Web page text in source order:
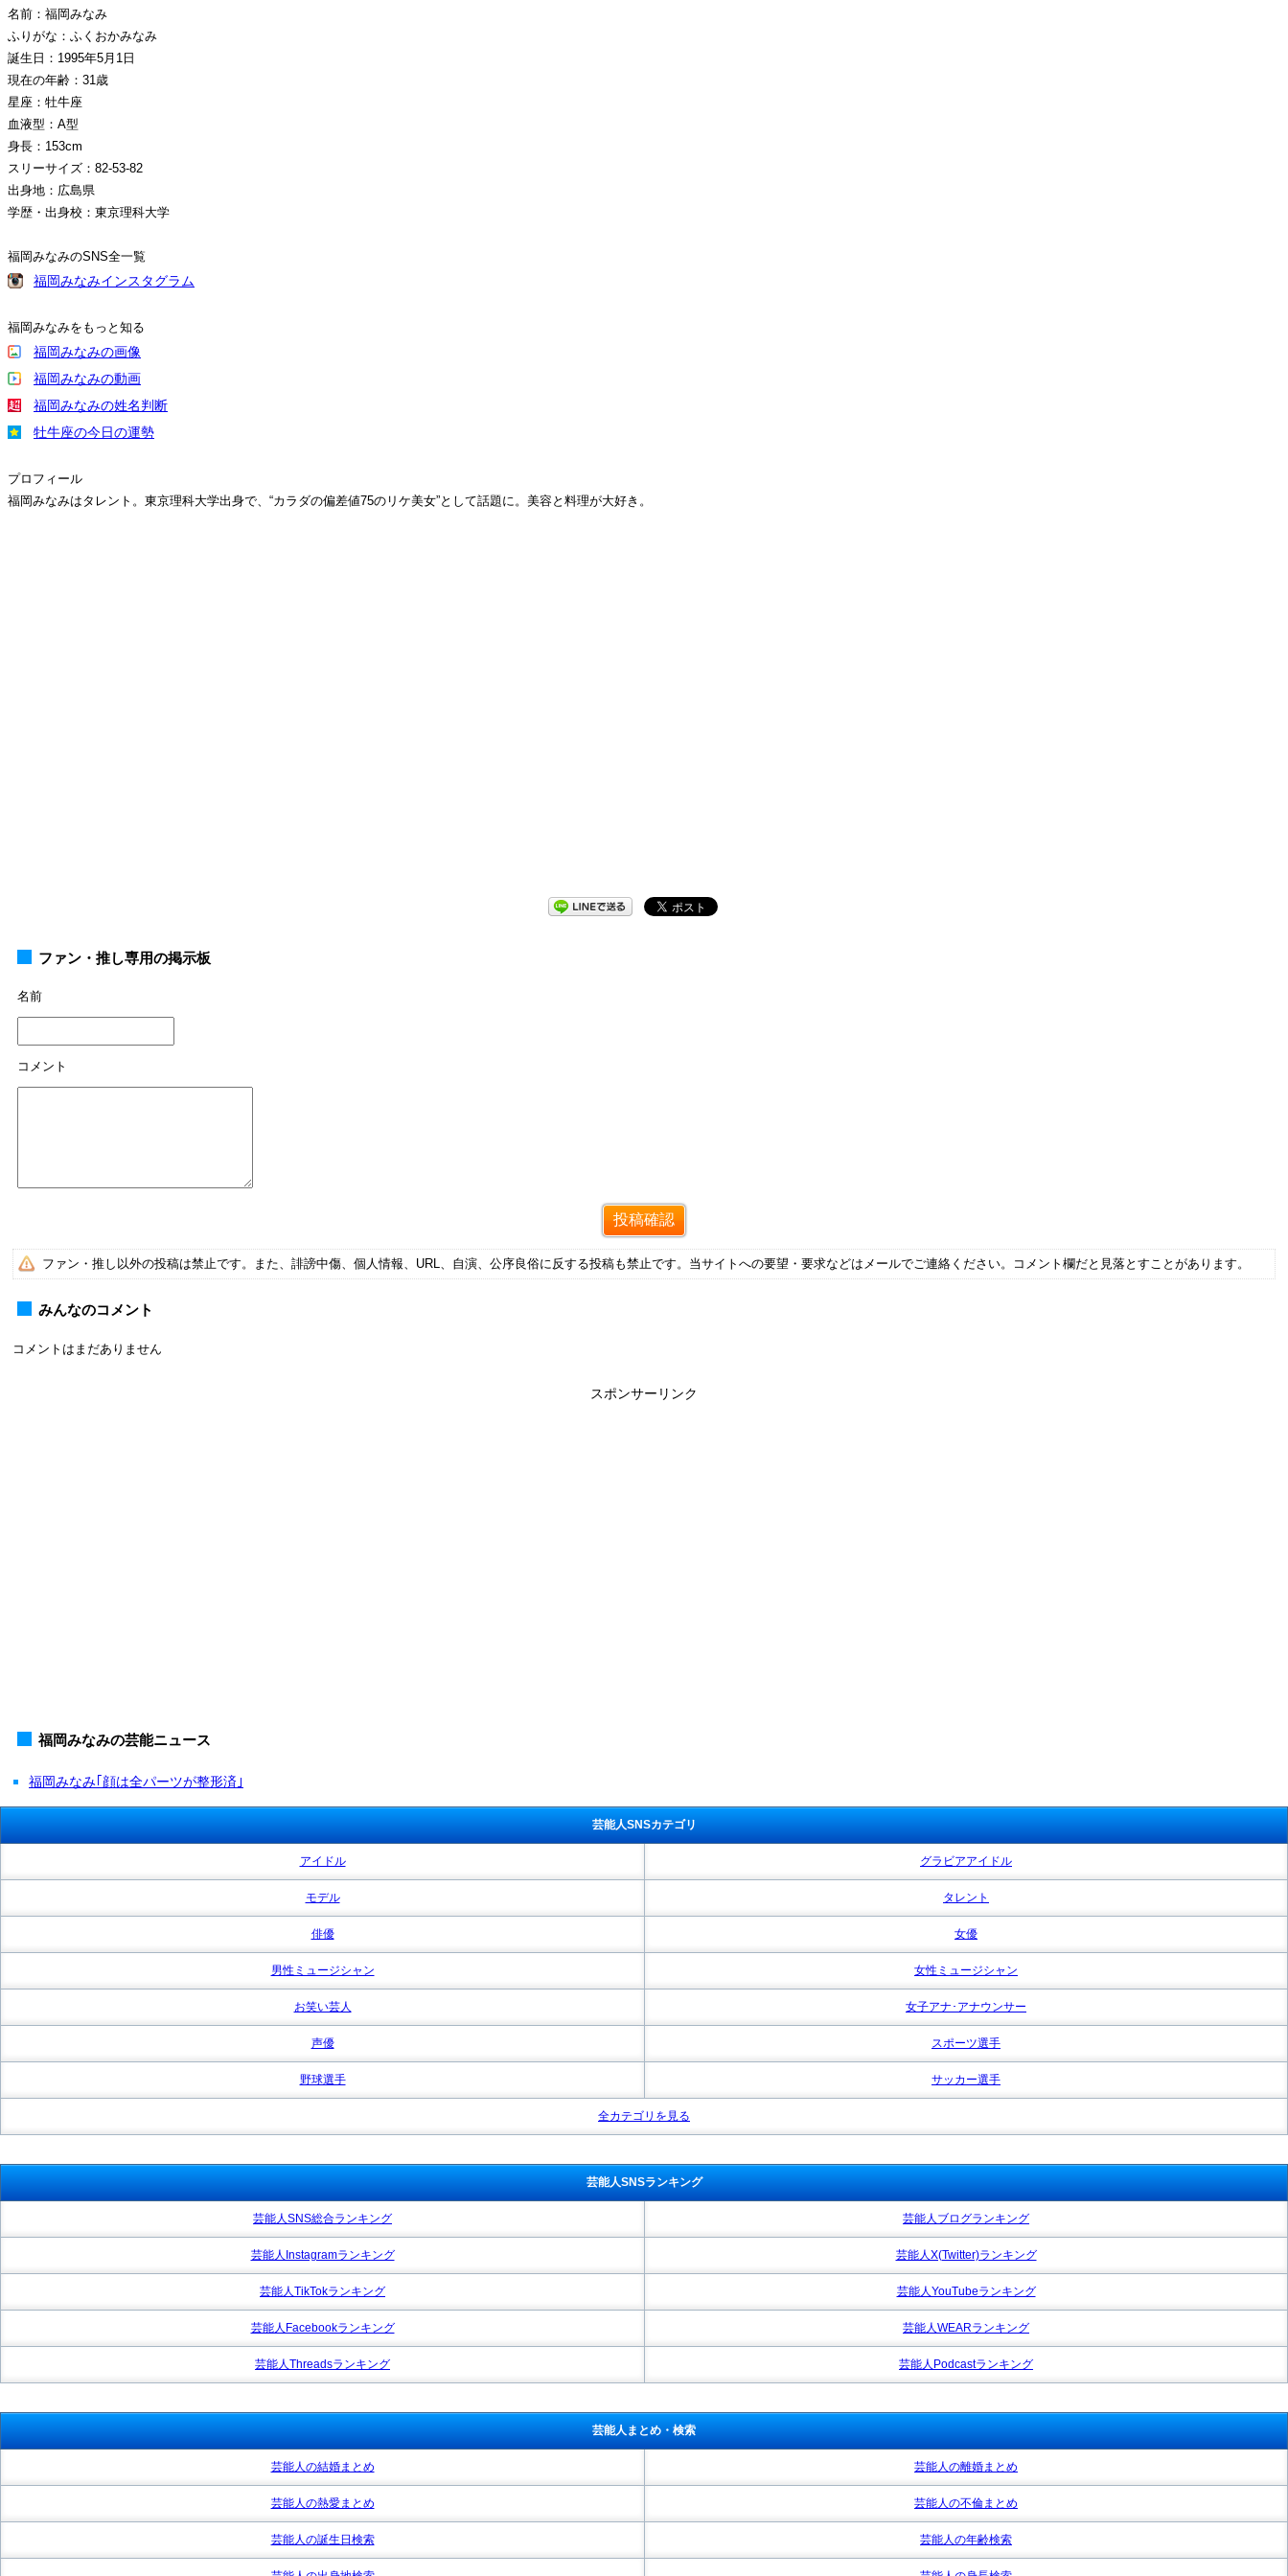
名前：福岡みなみ
ふりがな：ふくおかみなみ
誕生日：1995年5月1日
現在の年齢：31歳
星座：牡牛座
血液型：A型
身長：153cm
スリーサイズ：82-53-82
出身地：広島県
学歴・出身校：東京理科大学
福岡みなみのSNS全一覧
福岡みなみインスタグラム
福岡みなみをもっと知る
福岡みなみの画像
福岡みなみの動画
福岡みなみの姓名判断
牡牛座の今日の運勢
プロフィール
福岡みなみはタレント。東京理科大学出身で、“カラダの偏差値75のリケ美女”として話題に。美容と料理が大好き。
ファン・推し専用の掲示板
名前
コメント
ファン・推し以外の投稿は禁止です。また、誹謗中傷、個人情報、URL、自演、公序良俗に反する投稿も禁止です。当サイトへの要望・要求などはメールでご連絡ください。コメント欄だと見落とすことがあります。
みんなのコメント
コメントはまだありません
スポンサーリンク
福岡みなみの芸能ニュース
福岡みなみ｢顔は全パーツが整形済｣
芸能人SNSカテゴリ
アイドル グラビアアイドル
モデル タレント
俳優 女優
男性ミュージシャン 女性ミュージシャン
お笑い芸人 女子アナ･アナウンサー
声優 スポーツ選手
野球選手 サッカー選手
全カテゴリを見る
芸能人SNSランキング
芸能人SNS総合ランキング 芸能人ブログランキング
芸能人Instagramランキング 芸能人X(Twitter)ランキング
芸能人TikTokランキング 芸能人YouTubeランキング
芸能人Facebookランキング 芸能人WEARランキング
芸能人Threadsランキング 芸能人Podcastランキング
芸能人まとめ・検索
芸能人の結婚まとめ 芸能人の離婚まとめ
芸能人の熱愛まとめ 芸能人の不倫まとめ
芸能人の誕生日検索 芸能人の年齢検索